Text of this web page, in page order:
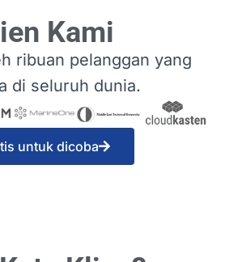
Kami
ribuan pelanggan yang
di seluruh dunia.
untuk dicoba